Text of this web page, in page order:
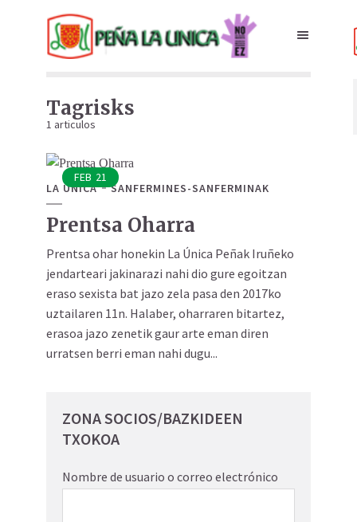
Tagrisks
1 articulos
FEB 21
LA UNICA SANFERMINES-SANFERMINAK
Prentsa Oharra
Prentsa ohar honekin La Única Peñak Iruñeko
jendarteari jakinarazi nahi dio gure egoitzan
eraso sexista bat jazo zela pasa den 2017ko
uztailaren 11n. Halaber, oharraren bitartez,
erasoa jazo zenetik gaur arte eman diren
urratsen berri eman nahi dugu...
ZONA SOCIOS/BAZKIDEEN
TXOKOA
Nombre de usuario o correo electrónico